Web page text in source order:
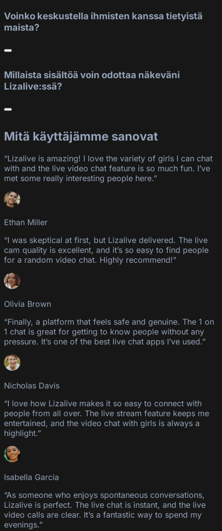
Voinko keskustella ihmisten kanssa tietyistä
maista?
Millaista sisältöä voin odottaa näkeväni
Lizalive:ssä?
Mitä käyttäjämme sanovat
“Lizalive is amazing! I love the variety of girls I can chat
with and the live video chat feature is so much fun. I’ve
met some really interesting people here.”
Ethan Miller
“I was skeptical at first, but Lizalive delivered. The live
cam quality is excellent, and it’s so easy to find people
for a random video chat. Highly recommend!”
Olivia Brown
“Finally, a platform that feels safe and genuine. The 1 on
1 chat is great for getting to know people without any
pressure. It’s one of the best live chat apps I’ve used.”
Nicholas Davis
“I love how Lizalive makes it so easy to connect with
people from all over. The live stream feature keeps me
entertained, and the video chat with girls is always a
highlight.”
Isabella Garcia
“As someone who enjoys spontaneous conversations,
Lizalive is perfect. The live chat is instant, and the live
video calls are clear. It’s a fantastic way to spend my
evenings.”